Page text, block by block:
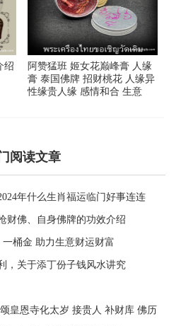
绍
阿赞猛班 姬女花巅峰膏 人缘
膏 泰国佛牌 招财桃花 人缘异
性缘贵人缘 感情和合 生意
阅读文章
年什么生肖福运临门好事连连
财佛、自身佛牌的功效介绍
桶金 助力生意财运财富
，关于添丁份子钱风水讲究
皇恩寺化太岁 接贵人 补财库 佛历